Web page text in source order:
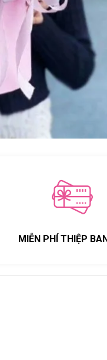
MIỄN PHÍ THIỆP